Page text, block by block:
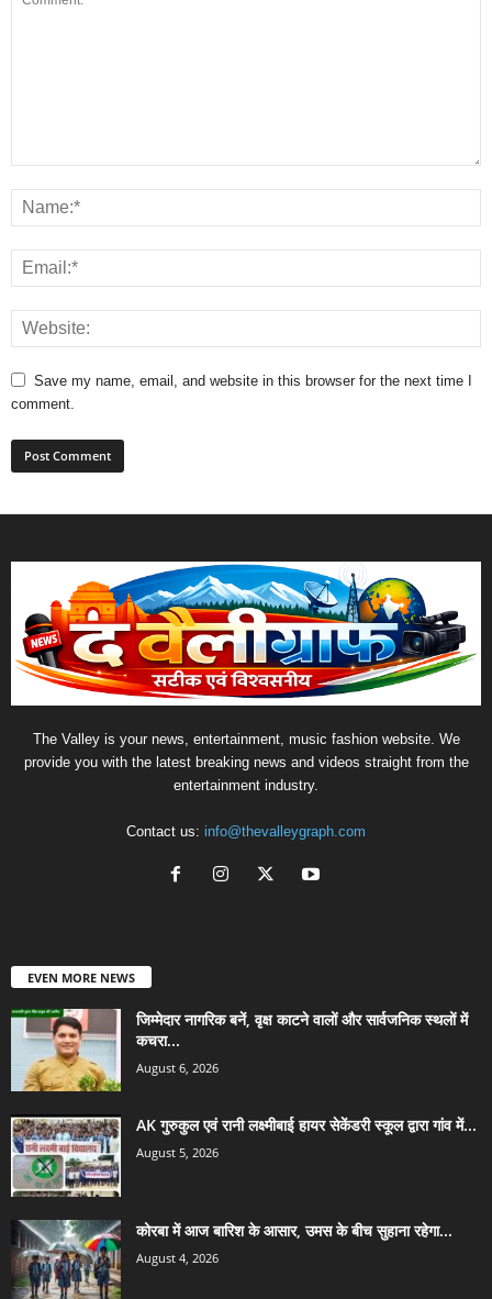
Save my name, email, and website in this browser for the next time I
comment.
The Valley is your news, entertainment, music fashion website. We
provide you with the latest breaking news and videos straight from the
entertainment industry.
Contact us: info@thevalleygraph.com
EVEN MORE NEWS
जिम्मेदार नागरिक बनें, वृक्ष काटने वालों और सार्वजनिक स्थलों में
कचरा...
August 6, 2026
AK गुरुकुल एवं रानी लक्ष्मीबाई हायर सेकेंडरी स्कूल द्वारा गांव में...
August 5, 2026
कोरबा में आज बारिश के आसार, उमस के बीच सुहाना रहेगा...
August 4, 2026